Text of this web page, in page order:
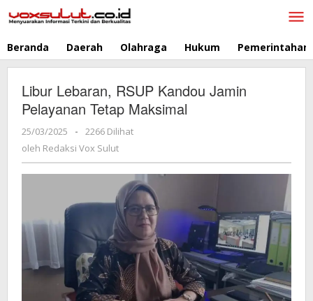
ke
Beranda Daerah Olahraga Hukum Pemerintahan
Libur Lebaran, RSUP Kandou Jamin
Pelayanan Tetap Maksimal
25/03/2025
oleh
Redaksi
Sulut
-
2266 Dilihat
oleh Redaksi Vox Sulut